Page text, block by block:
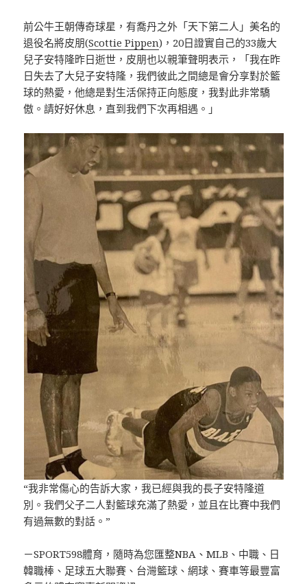
前公牛王朝傳奇球星，有喬丹之外「天下第二人」美名的
退役名將皮朋(Scottie Pippen)，20日證實自己的33歲大
兒子安特隆昨日逝世，皮朋也以親筆聲明表示，「我在昨
日失去了大兒子安特隆，我們彼此之間總是會分享對於籃
球的熱愛，他總是對生活保持正向態度，我對此非常驕
傲。請好好休息，直到我們下次再相遇。」
“我非常傷心的告訴大家，我已經與我的長子安特隆道
別。我們父子二人對籃球充滿了熱愛，並且在比賽中我們
有過無數的對話。”
－SPORT598體育，隨時為您匯整NBA、MLB、中職、日
韓職棒、足球五大聯賽、台灣籃球、網球、賽車等最豐富